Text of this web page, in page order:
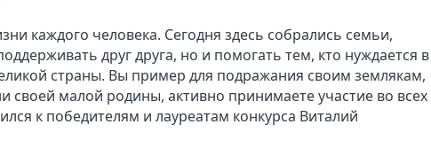
каждого человека. Сегодня здесь собрались семьи,
друг друга, но и помогать тем, кто нуждается в
страны. Вы пример для подражания своим землякам,
своей малой родины, активно принимаете участие во всех
к победителям и лауреатам конкурса Виталий